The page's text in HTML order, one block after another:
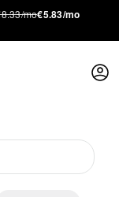
mo€5.83/mo